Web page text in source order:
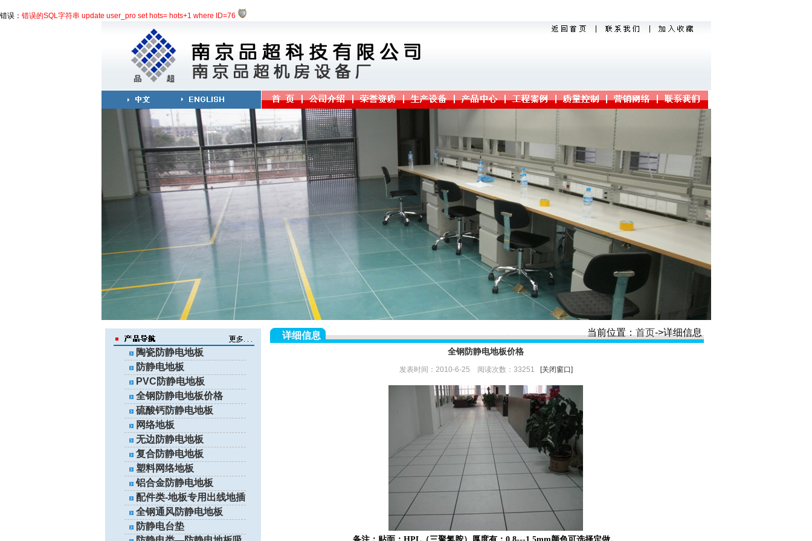
错误： 错误的SQL字符串 update user_pro set hots= hots+1 where ID=76
陶瓷防静电地板
防静电地板
PVC防静电地板
全钢防静电地板价格
硫酸钙防静电地板
网络地板
无边防静电地板
复合防静电地板
塑料网络地板
铝合金防静电地板
配件类-地板专用出线地插
全钢通风防静电地板
防静电台垫
详细信息 当前位置： 首页->详细信息
全钢防静电地板价格
发表时间：2010-6-25 阅读次数：33251 [关闭窗口]